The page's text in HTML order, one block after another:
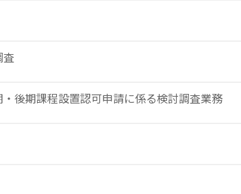
査
後期課程設置認可申請に係る検討調査業務